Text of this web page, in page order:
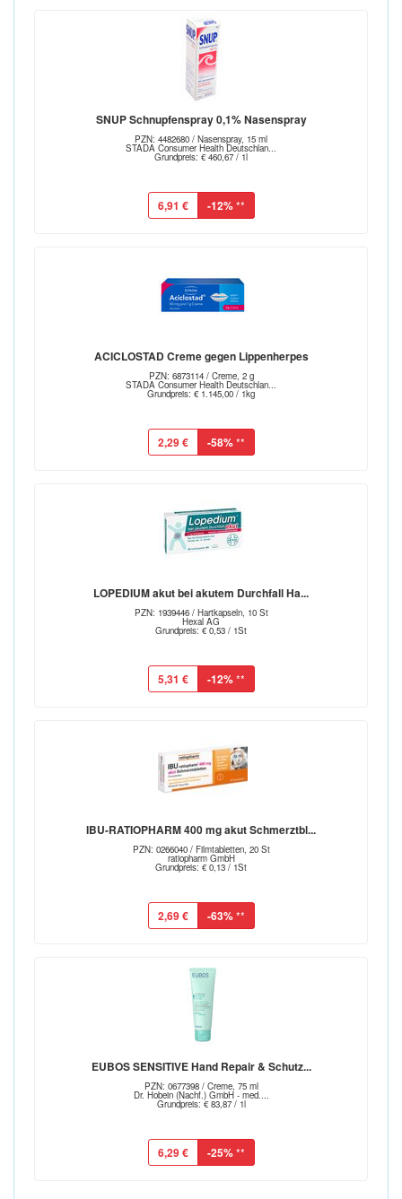
SNUP Schnupfenspray 0,1% Nasenspray
PZN: 4482680 / Nasenspray, 15 ml
STADA Consumer Health Deutschlan...
Grundpreis: € 460,67 / 1l
6,91 € -12%**
ACICLOSTAD Creme gegen Lippenherpes
PZN: 6873114 / Creme, 2 g
STADA Consumer Health Deutschlan...
Grundpreis: € 1.145,00 / 1kg
2,29 € -58%**
LOPEDIUM akut bei akutem Durchfall Ha...
PZN: 1939446 / Hartkapseln, 10 St
Hexal AG
Grundpreis: € 0,53 / 1St
5,31 € -12%**
IBU-RATIOPHARM 400 mg akut Schmerztbl...
PZN: 0266040 / Filmtabletten, 20 St
ratiopharm GmbH
Grundpreis: € 0,13 / 1St
2,69 € -63%**
EUBOS SENSITIVE Hand Repair & Schutz...
PZN: 0677398 / Creme, 75 ml
Dr. Hobein (Nachf.) GmbH - med....
Grundpreis: € 83,87 / 1l
6,29 € -25%**